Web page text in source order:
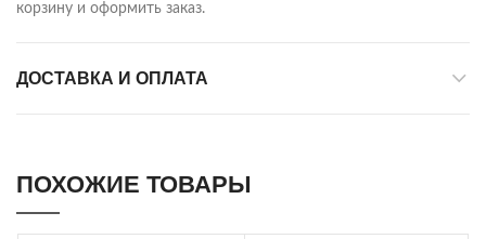
корзину и оформить заказ.
ДОСТАВКА И ОПЛАТА
ПОХОЖИЕ ТОВАРЫ